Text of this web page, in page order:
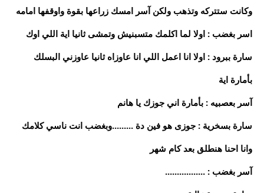
وكانت ستتركه وتذهب ولكن آسر امسك زراعها بقوة واوقفها امامه
اسر بغضب : اولا لما اكلمك متسبنيش وتمشى ثانيا اية اللي اوك
سارة ببرود : اولا انا اعمل اللي انا عاوزاه ثانيا عاوزني البسلك
بأمارة اية
آسر بعصبيه : بأمارة اني جوزك يا هانم
سارة بسخرية : جوزى هو فين دة .........وبغضب انت ناسي كلامك
وانا احنا هنطلق بعد كام شهر
آسر بغضب : .................